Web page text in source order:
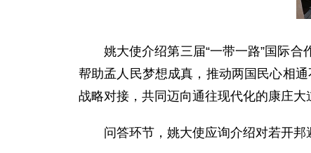
姚大使介绍第三届“一带一路”国际合
帮助孟人民梦想成真，推动两国民心相
战略对接，共同迈向通往现代化的康庄大
问答环节，姚大使应询介绍对若开